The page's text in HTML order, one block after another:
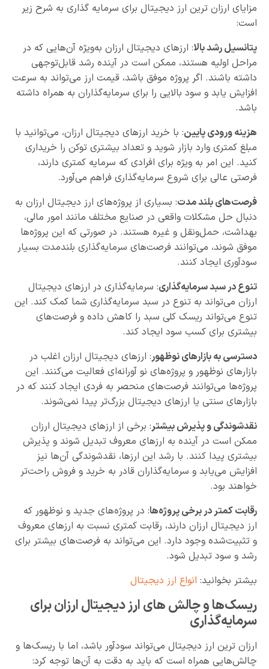
مزایای ارزان ترین ارز دیجیتال برای سرمایه گذاری به شرح زیر
است:
پتانسیل رشد بالا: ارزهای دیجیتال ارزان به‌ویژه آن‌هایی که در
مراحل اولیه هستند، ممکن است در آینده رشد قابل‌توجهی
داشته باشند. اگر پروژه موفق باشد، قیمت ارز می‌تواند به سرعت
افزایش یابد و سود بالایی را برای سرمایه‌گذاران به همراه داشته
باشد.
هزینه ورودی پایین: با خرید ارزهای دیجیتال ارزان، می‌توانید با
مبلغ کمتری وارد بازار شوید و تعداد بیشتری توکن را خریداری
کنید. این امر به ویژه برای افرادی که سرمایه کمتری دارند،
فرصتی عالی برای شروع سرمایه‌گذاری فراهم می‌آورد.
فرصت‌های بلند مدت: بسیاری از پروژه‌های ارز دیجیتال ارزان به
دنبال حل مشکلات واقعی در صنایع مختلف مانند امور مالی،
بهداشت، حمل‌ونقل و غیره هستند. در صورتی که این پروژه‌ها
موفق شوند، می‌توانند فرصت‌های سرمایه‌گذاری بلندمدت بسیار
سودآوری ایجاد کنند.
تنوع در سبد سرمایه‌گذاری: سرمایه‌گذاری در ارزهای دیجیتال
ارزان می‌تواند به تنوع در سبد سرمایه‌گذاری شما کمک کند. این
تنوع می‌تواند ریسک کلی سبد را کاهش داده و فرصت‌های
بیشتری برای کسب سود ایجاد کند.
دسترسی به بازارهای نوظهور: ارزهای دیجیتال ارزان اغلب در
بازارهای نوظهور و پروژه‌های نو آورانه‌ای فعالیت می‌کنند. این
پروژه‌ها می‌توانند فرصت‌های منحصر به فردی ایجاد کنند که در
بازارهای سنتی یا ارزهای دیجیتال بزرگ‌تر پیدا نمی‌شوند.
نقدشوندگی و پذیرش بیشتر: برخی از ارزهای دیجیتال ارزان
ممکن است در آینده به ارزهای معروف تبدیل شوند و پذیرش
بیشتری پیدا کنند. با رشد این ارزها، نقدشوندگی آن‌ها نیز
افزایش می‌یابد و سرمایه‌گذاران قادر به خرید و فروش راحت‌تر
خواهند بود.
رقابت کمتر در برخی پروژه‌ها: در پروژه‌های جدید و نوظهور که
ارز دیجیتال ارزان دارند، رقابت کمتری نسبت به ارزهای معروف
و تثبیت‌شده وجود دارد. این می‌تواند به فرصت‌های بیشتر برای
رشد و سود تبدیل شود.
بیشتر بخوانید: انواع ارز دیجیتال
ریسک‌ها و چالش های ارز دیجیتال ارزان برای
سرمایه‌گذاری
ارزان ترین ارز دیجیتال می‌تواند سودآور باشد، اما با ریسک‌ها و
چالش‌هایی همراه است که باید به دقت به آن‌ها توجه کرد: